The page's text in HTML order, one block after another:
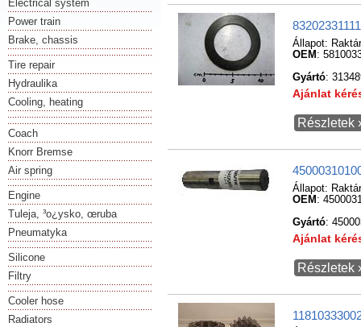
Electrical system
Power train
Brake, chassis
Tire repair
Hydraulika
Cooling, heating
Coach
Knorr Bremse
Air spring
Engine
Tuleja, ³o¿ysko, œruba
Pneumatyka
Silicone
Filtry
Cooler hose
Radiators
Állapot:
OEM :
Gyártó:
Ajánlat
Részletek
Állapot:
OEM :
Gyártó:
Ajánlat
Részletek